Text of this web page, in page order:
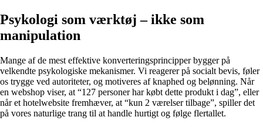
Psykologi som værktøj – ikke som
manipulation
Mange af de mest effektive konverteringsprincipper bygger på
velkendte psykologiske mekanismer. Vi reagerer på socialt bevis, føler
os trygge ved autoriteter, og motiveres af knaphed og belønning. Når
en webshop viser, at “127 personer har købt dette produkt i dag”, eller
når et hotelwebsite fremhæver, at “kun 2 værelser tilbage”, spiller det
på vores naturlige trang til at handle hurtigt og følge flertallet.